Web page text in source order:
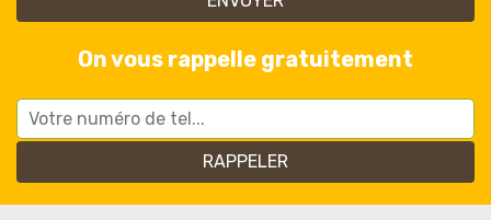
On vous rappelle gratuitement